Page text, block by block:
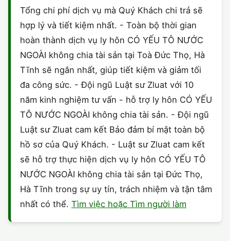
Tổng chi phí dịch vụ mà Quý Khách chi trả sẽ
hợp lý và tiết kiệm nhất. - Toàn bộ thời gian
hoàn thành dịch vụ ly hôn CÓ YẾU TÔ NƯỚC
NGOÀI không chia tài sản tại Toà Đức Thọ, Hà
Tĩnh sẽ ngắn nhất, giúp tiết kiệm và giảm tối
đa công sức. - Đội ngũ Luật sư Zluat với 10
năm kinh nghiệm tư vấn - hỗ trợ ly hôn CÓ YẾU
TÔ NƯỚC NGOÀI không chia tài sản. - Đội ngũ
Luật sư Zluat cam kết Bảo đảm bí mật toàn bộ
hồ sơ của Quý Khách. - Luật sư Zluat cam kết
sẽ hỗ trợ thực hiện dịch vụ ly hôn CÓ YẾU TÔ
NƯỚC NGOÀI không chia tài sản tại Đức Thọ,
Hà Tĩnh trong sự uy tín, trách nhiệm và tận tâm
nhất có thể. Tìm việc hoặc Tìm người làm